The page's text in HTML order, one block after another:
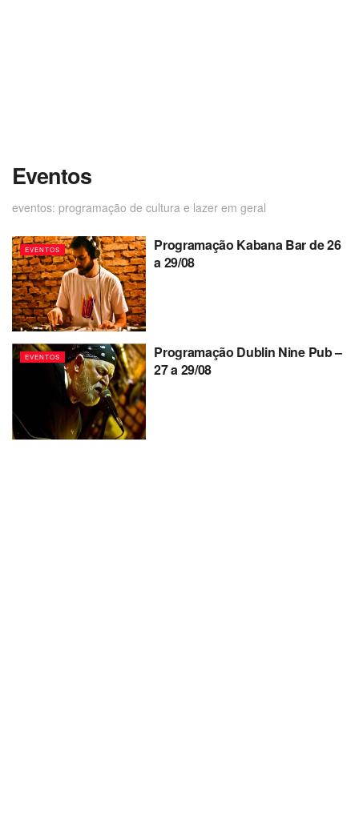
Eventos
eventos: programação de cultura e lazer em geral
EVENTOS
Programação Kabana Bar de 26
a 29/08
EVENTOS
Programação Dublin Nine Pub –
27 a 29/08